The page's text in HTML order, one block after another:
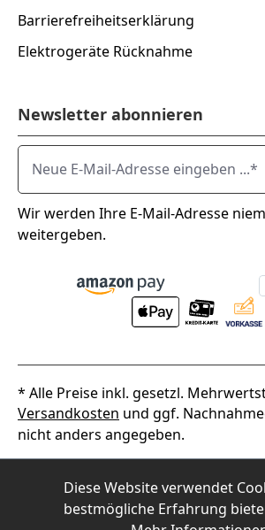
Barrierefreiheitserklärung
Elektrogeräte Rücknahme
Newsletter abonnieren
Neue E-Mail-Adresse eingeben ...
Wir werden Ihre E-Mail-Adresse
weitergeben.
* Alle Preise inkl. gesetzl.
Versandkosten und ggf.
nicht anders angegeben.
2026Alpha Thermotec
Diese Website verwendet
bestmögliche Erfahrung